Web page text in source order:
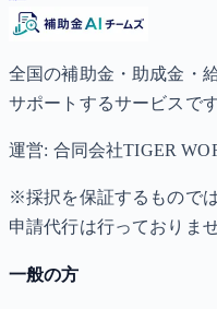
全国の補助金・助成金・
サポートするサービスです
運営: 合同会社TIGER
※採択を保証するもので
申請代行は行っておりませ
一般の方